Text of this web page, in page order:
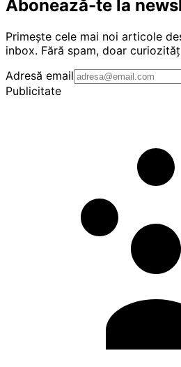
Abonează-te la
Primește cele mai noi articole
inbox. Fără spam, doar
Adresă email
Publicitate